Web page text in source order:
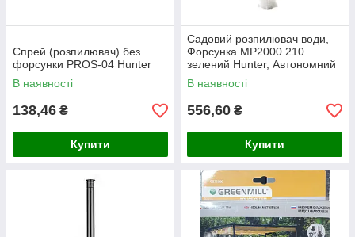
Спрей (розпилювач) без
форсунки PROS-04 Hunter
В наявності
138,46 ₴
Купити
Садовий розпилювач води,
Форсунка MP2000 210
зелений Hunter, Автономний
дощувач, зрошувач городу
В наявності
556,60 ₴
Купити